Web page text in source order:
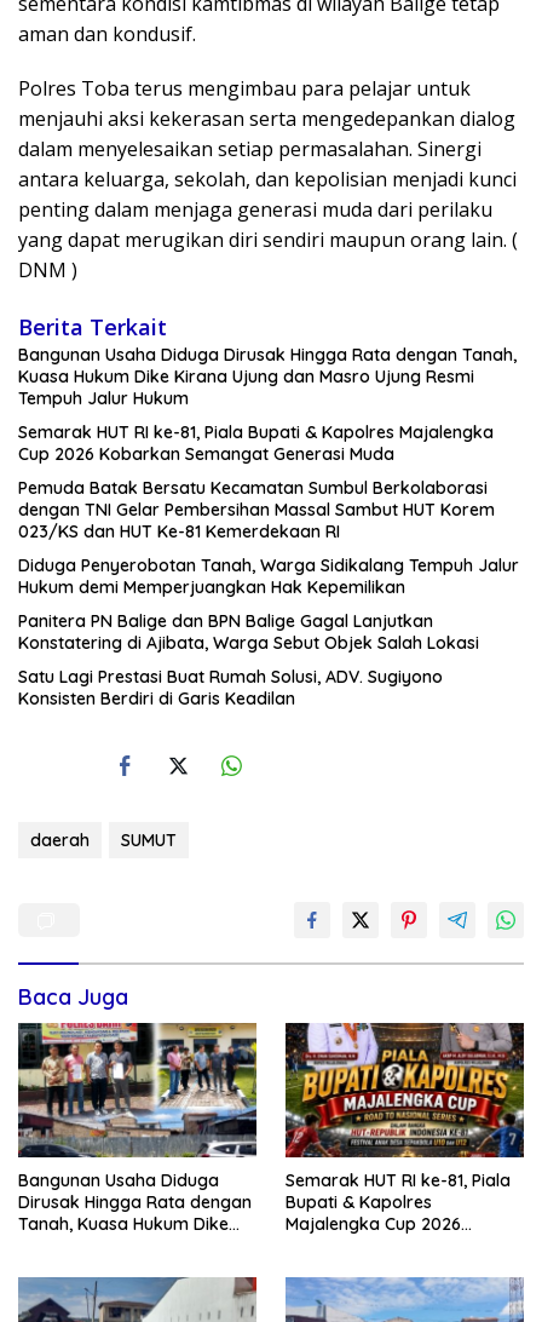
aman dan kondusif.
Polres Toba terus mengimbau para pelajar untuk
menjauhi aksi kekerasan serta mengedepankan dialog
dalam menyelesaikan setiap permasalahan. Sinergi
antara keluarga, sekolah, dan kepolisian menjadi kunci
penting dalam menjaga generasi muda dari perilaku
yang dapat merugikan diri sendiri maupun orang lain. (
DNM )
Berita Terkait
Bangunan Usaha Diduga Dirusak Hingga Rata dengan Tanah,
Kuasa Hukum Dike Kirana Ujung dan Masro Ujung Resmi
Tempuh Jalur Hukum
Semarak HUT RI ke-81, Piala Bupati & Kapolres Majalengka
Cup 2026 Kobarkan Semangat Generasi Muda
Pemuda Batak Bersatu Kecamatan Sumbul Berkolaborasi
dengan TNI Gelar Pembersihan Massal Sambut HUT Korem
023/KS dan HUT Ke-81 Kemerdekaan RI
Diduga Penyerobotan Tanah, Warga Sidikalang Tempuh Jalur
Hukum demi Memperjuangkan Hak Kepemilikan
Panitera PN Balige dan BPN Balige Gagal Lanjutkan
Konstatering di Ajibata, Warga Sebut Objek Salah Lokasi
Satu Lagi Prestasi Buat Rumah Solusi, ADV. Sugiyono
Konsisten Berdiri di Garis Keadilan
daerah SUMUT
Baca Juga
Bangunan Usaha Diduga
Dirusak Hingga Rata dengan
Tanah, Kuasa Hukum Dike
Hukum
Semarak HUT RI ke-81, Piala
Bupati & Kapolres
Majalengka Cup 2026